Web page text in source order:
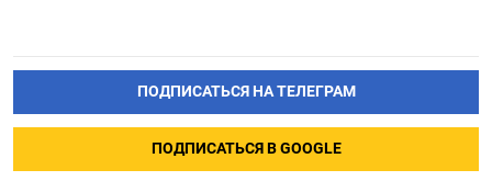
ПОДПИСАТЬСЯ НА ТЕЛЕГРАМ
ПОДПИСАТЬСЯ В GOOGLE